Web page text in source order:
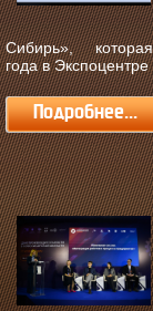
Сибирь»,
годавЭкспоцентре
Подробнее...